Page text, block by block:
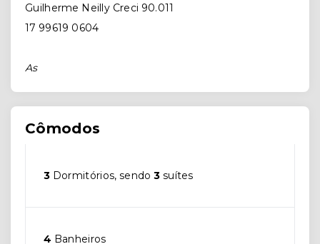
Guilherme Neilly Creci 90.011
17 99619 0604
As
Cômodos
3 Dormitórios, sendo3 suítes
4 Banheiros